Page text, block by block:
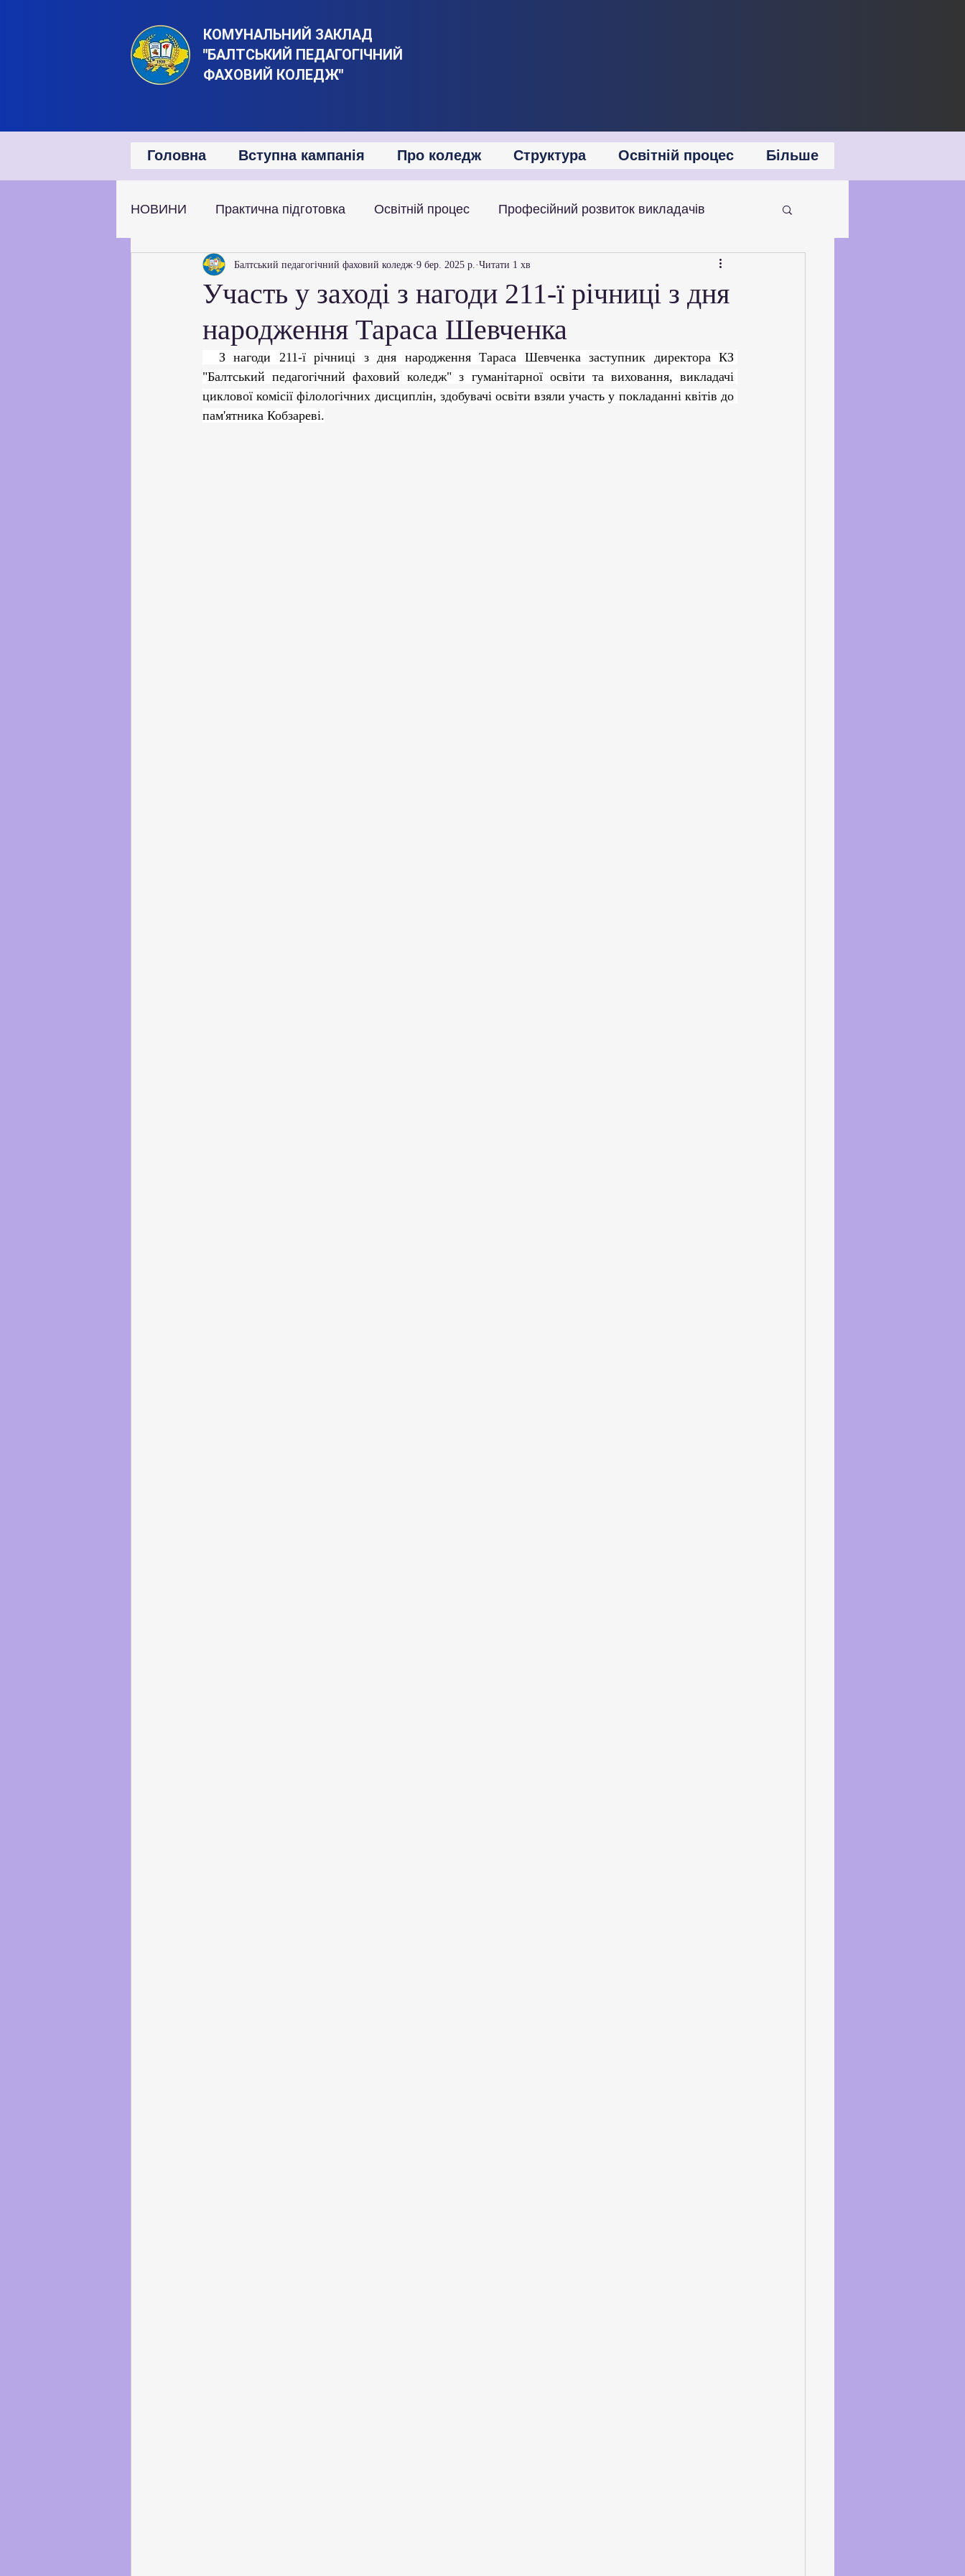
КОМУНАЛЬНИЙ ЗАКЛАД
"БАЛТСЬКИЙ ПЕДАГОГІЧНИЙ
ФАХОВИЙ КОЛЕДЖ"
Головна Вступна кампанія Про коледж Структура Освітній процес Більше
НОВИНИ Практична підготовка Освітній процес Професійний розвиток викладачів
Наукова та дослідницька діяльність Академічна мобільність
Партнерство з українськими ЗВО Робота зі здобувачами освіти
Профорієнтаційна робота Забезпечення якості освіти Співпраця зі стейкхолдерами
Участь у заході з нагоди 211-ї річниці з дня
народження Тараса Шевченка
Балтський педагогічний фаховий коледж 9 бер. 2025 р. Читати 1 хв
"Балтський педагогічний фаховий коледж" з гуманітарної освіти та виховання, викладачі
циклової комісії філологічних дисциплін, здобувачі освіти взяли участь у покладанні квітів до
пам'ятника Кобзареві.